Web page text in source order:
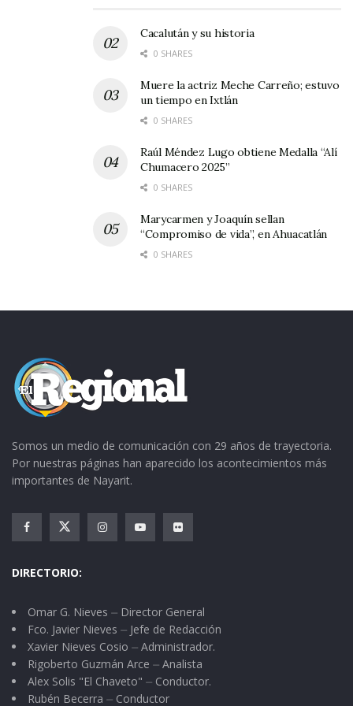
las procuran para labores agrícolas”, apostilló.
Cacalután y su historia
0 SHARES
Muere la actriz Meche Carreño; estuvo
un tiempo en Ixtlán
0 SHARES
Raúl Méndez Lugo obtiene Medalla “Alí
Chumacero 2025”
0 SHARES
Marycarmen y Joaquín sellan
“Compromiso de vida”, en Ahuacatlán
0 SHARES
Somos un medio de comunicación con 29 años de trayectoria.
Por nuestras páginas han aparecido los acontecimientos más
importantes de Nayarit.
DIRECTORIO:
Omar G. Nieves ⏤ Director General
Fco. Javier Nieves ⏤ Jefe de Redacción
Xavier Nieves Cosio ⏤ Administrador.
Rigoberto Guzmán Arce ⏤ Analista
Alex Solis "El Chaveto" ⏤ Conductor.
Rubén Becerra ⏤ Conductor